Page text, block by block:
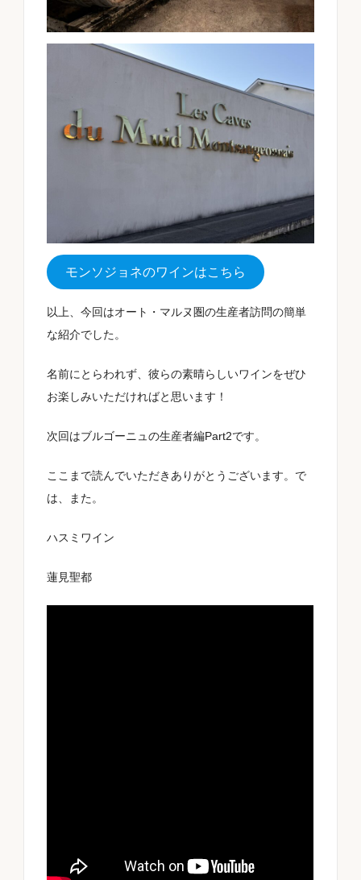
モンソジョネのワインはこちら
以上、今回はオート・マルヌ圏の生産者訪問の簡単
な紹介でした。
名前にとらわれず、彼らの素晴らしいワインをぜひ
お楽しみいただければと思います！
次回はブルゴーニュの生産者編Part2です。
ここまで読んでいただきありがとうございます。で
は、また。
ハスミワイン
蓮見聖都